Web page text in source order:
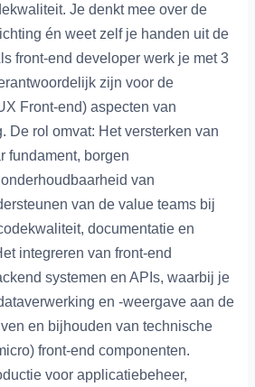
Je denkt mee over de
én weet zelf je handen uit de
front-end developer werk je met 3
zijn voor de
Front-end) aspecten van
De rol omvat: Het versterken van
fundament, borgen
van
van de value teams bij
documentatie en
integreren van front-end
systemen en APIs, waarbij je
en -weergave aan de
en bijhouden van technische
front-end componenten.
voor applicatiebeheer,